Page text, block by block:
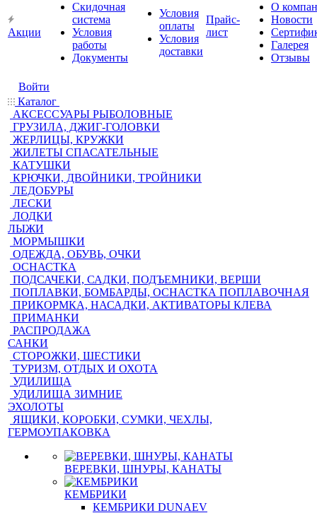
Акции
Скидочная
система
Условия
работы
Документы
Условия
оплаты
Условия
доставки
Прайс-
лист
О
Новости
Галерея
Отзывы
Войти
Каталог
АКСЕССУАРЫ РЫБОЛОВНЫЕ
ГРУЗИЛА, ДЖИГ-ГОЛОВКИ
ЖЕРЛИЦЫ, КРУЖКИ
ЖИЛЕТЫ СПАСАТЕЛЬНЫЕ
КАТУШКИ
КРЮЧКИ, ДВОЙНИКИ, ТРОЙНИКИ
ЛЕДОБУРЫ
ЛЕСКИ
ЛОДКИ
ЛЫЖИ
МОРМЫШКИ
ОДЕЖДА, ОБУВЬ, ОЧКИ
ОСНАСТКА
ПОДСАЧЕКИ, САДКИ, ПОДЪЕМНИКИ, ВЕРШИ
ПОПЛАВКИ, БОМБАРДЫ, ОСНАСТКА ПОПЛАВОЧНАЯ
ПРИКОРМКА, НАСАДКИ, АКТИВАТОРЫ КЛЕВА
ПРИМАНКИ
РАСПРОДАЖА
САНКИ
СТОРОЖКИ, ШЕСТИКИ
ТУРИЗМ, ОТДЫХ И ОХОТА
УДИЛИЩА
УДИЛИЩА ЗИМНИЕ
ЭХОЛОТЫ
ЯЩИКИ, КОРОБКИ, СУМКИ, ЧЕХЛЫ,
ГЕРМОУПАКОВКА
ВЕРЕВКИ, ШНУРЫ, КАНАТЫ
КЕМБРИКИ
КЕМБРИКИ DUNAEV